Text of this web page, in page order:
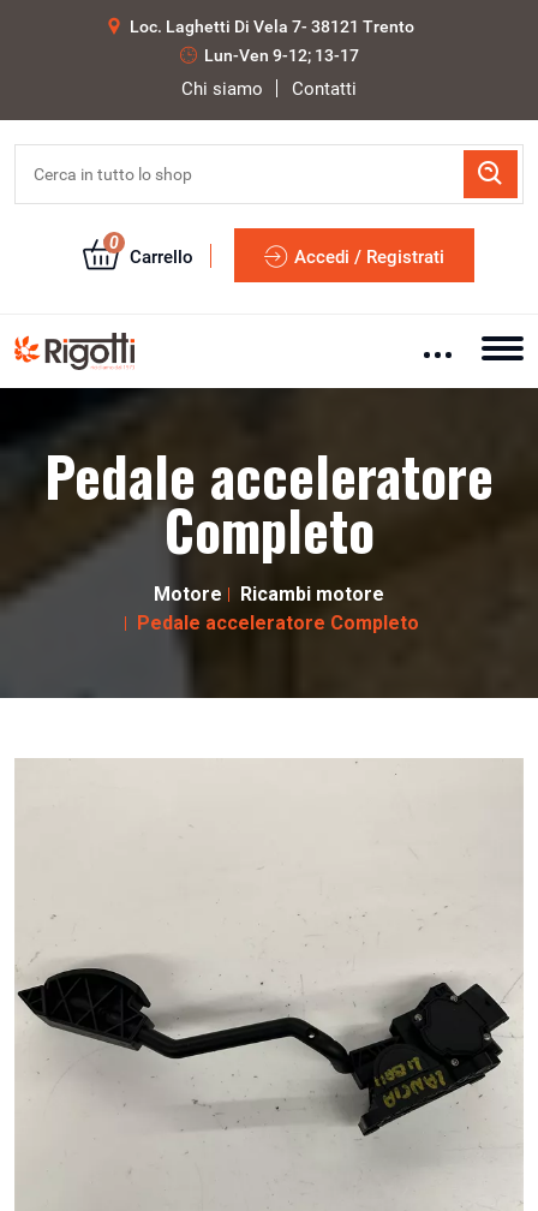
Loc. Laghetti Di Vela 7- 38121 Trento
Lun-Ven 9-12; 13-17
Chi siamo Contatti
0
Carrello Accedi / Registrati
Pedale acceleratore
Completo
Motore
Ricambi motore
Pedale acceleratore Completo